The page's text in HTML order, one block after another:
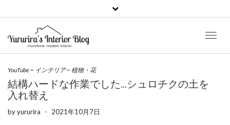
YouTube~ インテリア~ 植物・花
結構ハードな作業でした…シュロチクの土を
入れ替え
byyururira - 2021年10月7日